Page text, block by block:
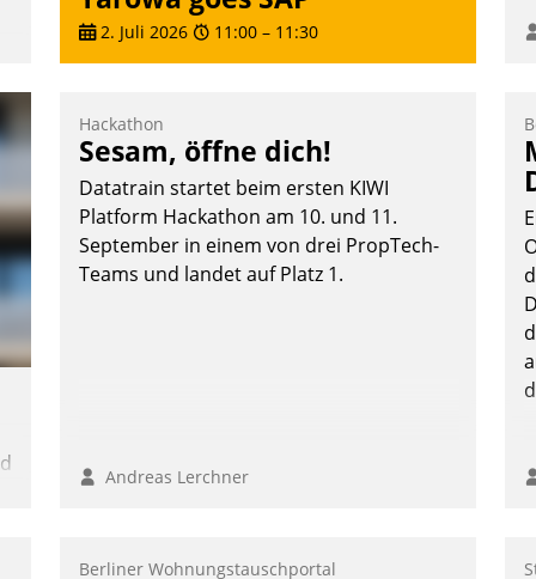
2. Juli 2026 11:00 – 11:30
Hackathon
Sesam, öffne dich!
Datatrain startet beim ersten KIWI
Platform Hackathon am 10. und 11.
September in einem von drei PropTech-
Teams und landet auf Platz 1.
Andreas Lerchner
Berliner Wohnungstauschportal